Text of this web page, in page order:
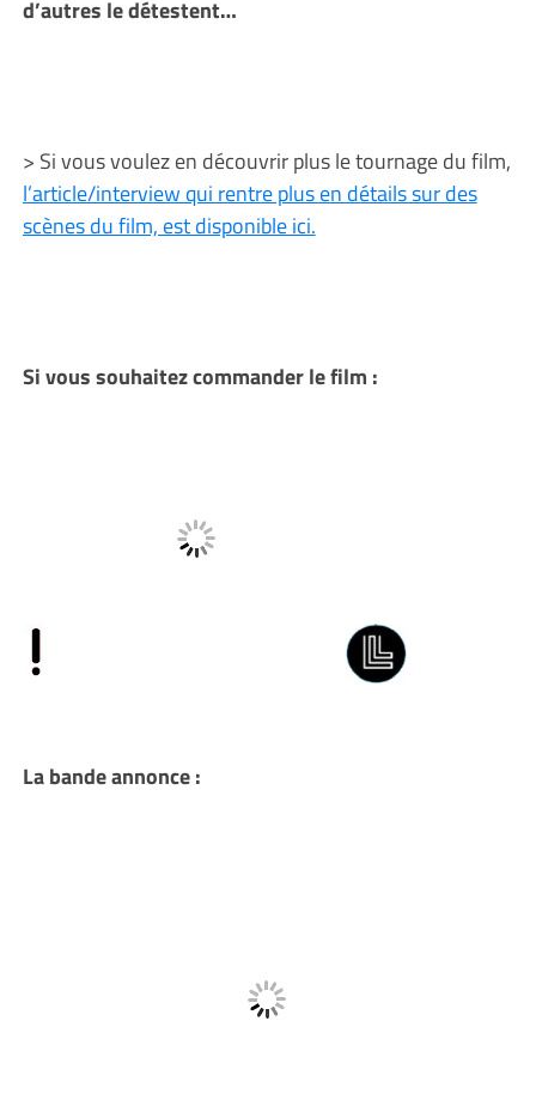
d’autres le détestent…
> Si vous voulez en découvrir plus le tournage du film,
l’article/interview qui rentre plus en détails sur des
scènes du film, est disponible ici.
Si vous souhaitez commander le film :
La bande annonce :